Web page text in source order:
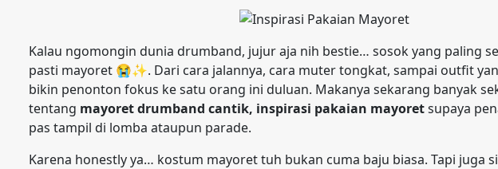
Kalau ngomongin dunia drumband, jujur aja nih bestie… sosok yang paling
pasti mayoret 😭✨. Dari cara jalannya, cara muter tongkat, sampai outfit
bikin penonton fokus ke satu orang ini duluan. Makanya sekarang banyak
tentang mayoret drumband cantik, inspirasi pakaian mayoretsupaya
pas tampil di lomba ataupun parade.
Karena honestly ya… kostum mayoret tuh bukan cuma baju biasa. Tapi juga